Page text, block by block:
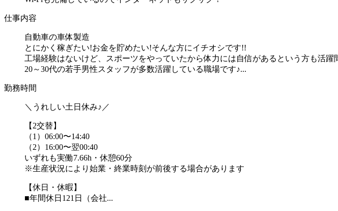
仕事内容
自動車の車体製造
とにかく稼ぎたい!お金を貯めたい!そんな方にイチオシです!!
工場経験はないけど、スポーツをやっていたから体力には自信があるという方も活躍
20～30代の若手男性スタッフが多数活躍している職場です♪...
勤務時間
＼うれしい土日休み♪／
【2交替】
（1）06:00〜14:40
（2）16:00〜翌00:40
いずれも実働7.66h・休憩60分
※生産状況により始業・終業時刻が前後する場合があります
【休日・休暇】
■年間休日121日（会社...